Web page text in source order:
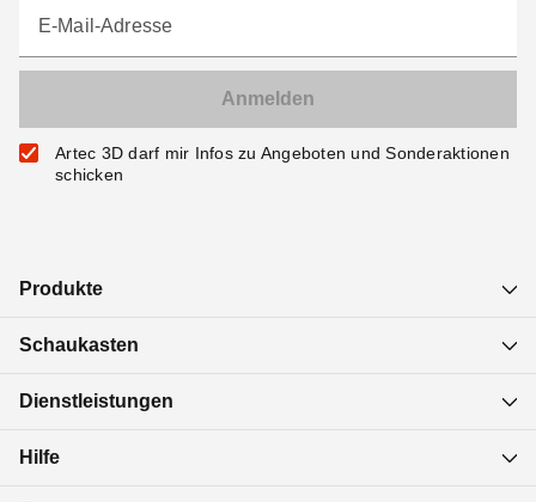
E-Mail-Adresse
Artec 3D darf mir Infos zu Angeboten und Sonderaktionen
schicken
Produkte
Schaukasten
Dienstleistungen
Hilfe